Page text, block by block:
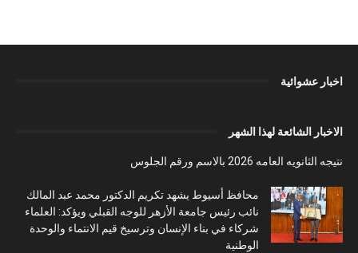
اخبار عشوائية
الاخبار الشائعة لهذا الشهر
نتيجه الثانويه العامه 2026 بالاسم ورقم الجلوس
محافظ أسيوط يشهد تكريم الدكتور محمد عبد المالك
نائب رئيس جامعة الأزهر للوجه القبلي ويؤكد: العلماء
شركاء في بناء الإنسان وترسيخ قيم الانتماء والوحدة
الوطنية